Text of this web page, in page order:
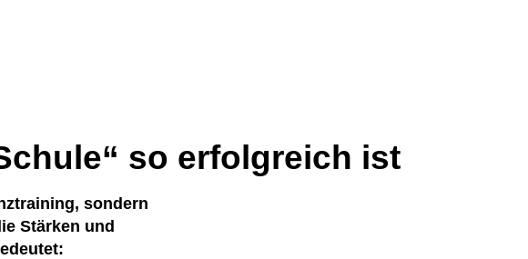
so erfolgreich ist
sondern
Stärken und